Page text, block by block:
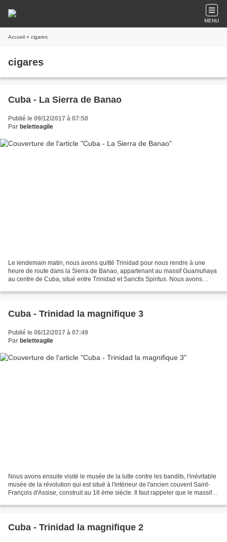
MENU
Accueil » cigares
cigares
Cuba - La Sierra de Banao
Publié le 09/12/2017 à 07:50
Par beletteagile
Le lendemain matin, nous avons quitté Trinidad pour nous rendre à une
heure de route dans la Sierra de Banao, appartenant au massif Guamuhaya
au centre de Cuba, situé entre Trinidad et Sanctis Spiritus. Nous avons
Cuba - Trinidad la magnifique 3
Publié le 06/12/2017 à 07:49
Par beletteagile
Nous avons ensuite visité le musée de la lutte contre les bandits, l'inévitable
musée de la révolution qui est situé à l'intérieur de l'ancien couvent Saint-
François d'Assise, construit au 18 ème siècle. Il faut rappeler que le massif
Cuba - Trinidad la magnifique 2